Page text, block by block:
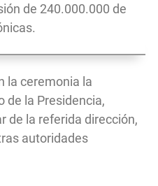
de 240.000.000 de
la ceremonia la
de la Presidencia,
de la referida dirección,
autoridades